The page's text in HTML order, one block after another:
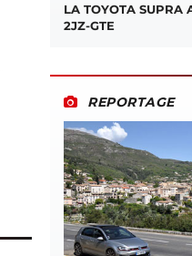
LA TOYOTA SUPRA
2JZ-GTE
REPORTAGE